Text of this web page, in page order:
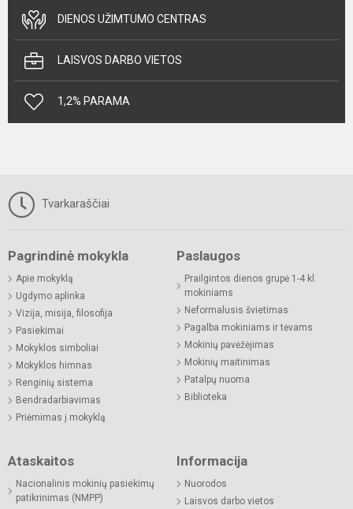
DIENOS UŽIMTUMO CENTRAS
LAISVOS DARBO VIETOS
1,2% PARAMA
Tvarkaraščiai
Pagrindinė mokykla
Apie mokyklą
Ugdymo aplinka
Vizija, misija, filosofija
Pasiekimai
Mokyklos simboliai
Mokyklos himnas
Renginių sistema
Bendradarbiavimas
Priėmimas į mokyklą
Paslaugos
Prailgintos dienos grupė 1-4 kl.
mokiniams
Neformalusis švietimas
Pagalba mokiniams ir tėvams
Mokinių pavėžėjimas
Mokinių maitinimas
Patalpų nuoma
Biblioteka
Ataskaitos
Nacionalinis mokinių pasiekimų
patikrinimas (NMPP)
Informacija
Nuorodos
Laisvos darbo vietos